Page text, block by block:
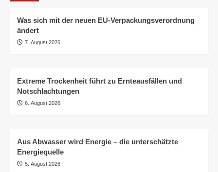
Was sich mit der neuen EU-Verpackungsverordnung
ändert
7. August 2026
Extreme Trockenheit führt zu Ernteausfällen und
Notschlachtungen
6. August 2026
Aus Abwasser wird Energie – die unterschätzte
Energiequelle
5. August 2026